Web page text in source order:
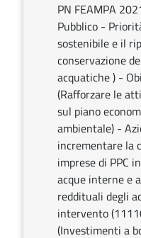
PN FEAMPA
Pubblico -
sostenibile e il
conservazione
acquatiche ) -
(Rafforzare le
sul piano
ambientale) -
incrementare la
imprese di PPC
acque interne e
reddituali degli
intervento
(Investimenti a